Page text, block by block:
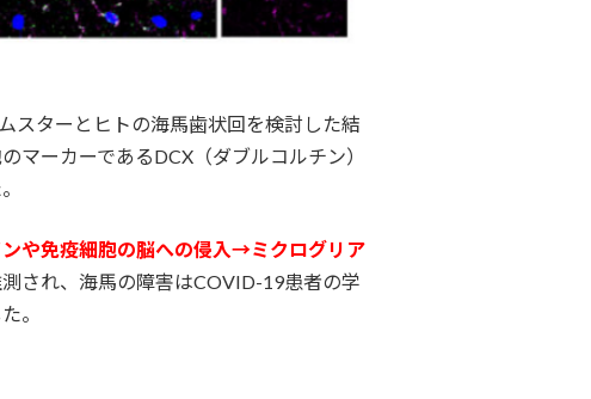
スターとヒトの海馬歯状回を検討した結
マーカーであるDCX（ダブルコルチン）
や免疫細胞の脳への侵入→ミクログリア
され、海馬の障害はCOVID-19患者の学
。